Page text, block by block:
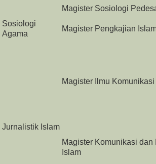
Sosiologi
Agama
Magister Sosiologi
Magister Pengkajian
Jurnalistik Islam
Magister Ilmu Komunikasi
Magister Komunikasi dan
Islam